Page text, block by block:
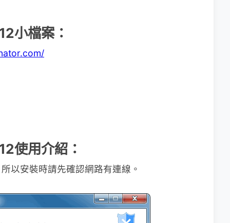
小檔案：
使用介紹：
以安裝時請先確認網路有連線。